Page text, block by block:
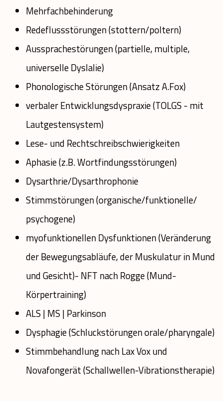
Mehrfachbehinderung
Redeflussstörungen (stottern/poltern)
Aussprachestörungen (partielle, multiple,
universelle Dyslalie)
Phonologische Störungen (Ansatz A.Fox)
verbaler Entwicklungsdyspraxie (TOLGS - mit
Lautgestensystem)
Lese- und Rechtschreibschwierigkeiten
Aphasie (z.B. Wortfindungsstörungen)
Dysarthrie/Dysarthrophonie
Stimmstörungen (organische/funktionelle/
psychogene)
myofunktionellen Dysfunktionen (Veränderung
der Bewegungsabläufe, der Muskulatur in Mund
und Gesicht)- NFT nach Rogge (Mund-
Körpertraining)
ALS | MS | Parkinson
Dysphagie (Schluckstörungen orale/pharyngale)
Stimmbehandlung nach Lax Vox und
Novafongerät (Schallwellen-Vibrationstherapie)